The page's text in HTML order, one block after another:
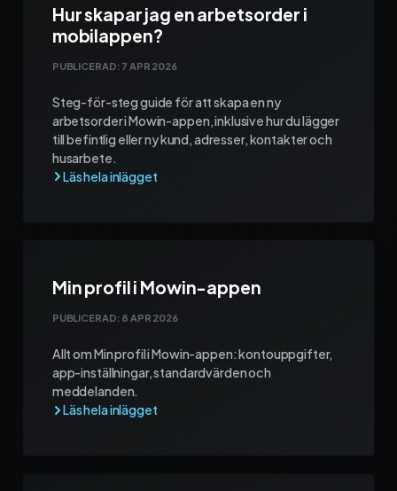
Hur skapar jag en arbetsorder i
mobilappen?
PUBLICERAD: 7 APR 2026
Steg-för-steg guide för att skapa en ny
arbetsorder i Mowin-appen, inklusive hur du lägger
till befintlig eller ny kund, adresser, kontakter och
husarbete.
Min profil i Mowin-appen
PUBLICERAD: 8 APR 2026
Allt om Min profil i Mowin-appen: kontouppgifter,
app-inställningar, standardvärden och
meddelanden.